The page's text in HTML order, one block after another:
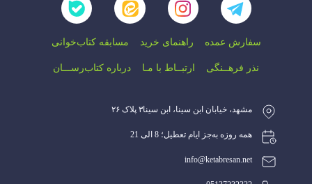
سفارش عمده راهنمای‌ خرید مسابقه کتاب‌خوانی
نذر فرهــنگی ارتبــاط با‌ مـا درباره کتاب‌رســـان
مشهد، خیابان ابن سینا، ابن سینا۳ پلاک ۲۶
همه روزه به‌جز ایام تعطیل؛ 8 الی 21
info@ketabresan.net